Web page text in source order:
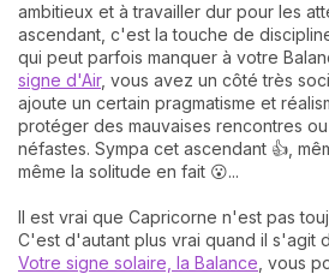
ambitieux et à travailler dur pour les
ascendant, c'est la touche de
qui peut parfois manquer à votre
signe d'Air, vous avez un côté très
ajoute un certain pragmatisme et
protéger des mauvaises rencontres
néfastes. Sympa cet ascendant 👍,
même la solitude en fait 😮...
Il est vrai que Capricorne n'est pas
C'est d'autant plus vrai quand il s'agit
Votre signe solaire, la Balance , vous